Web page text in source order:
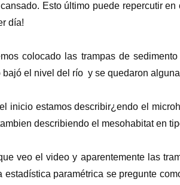
Esto último puede repercutir
día!
colocado las trampas de
bajó el nivel del río y se quedaron
inicio estamos describir¿endo el
describiendo el mesohabitat en
veo el video y aparentemente las
estadística paramétrica se pregunte